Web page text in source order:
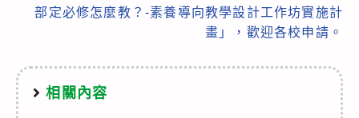
部定必修怎麼教？-素養導向教學設計工作坊實施計
畫」，歡迎各校申請。
相關內容